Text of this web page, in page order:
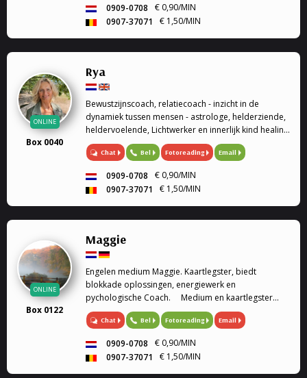
0909-0708
€ 0,90/MIN
0907-37071
€ 1,50/MIN
ONLINE
Box 0040
Rya
Bewustzijnscoach, relatiecoach - inzicht in de
dynamiek tussen mensen - astrologe, helderziende,
heldervoelende, Lichtwerker en innerlijk kind healing
/ healing op afstand.
Chat Bel Fotoreading Email
0909-0708
€ 0,90/MIN
0907-37071
€ 1,50/MIN
ONLINE
Box 0122
Maggie
Engelen medium Maggie. Kaartlegster, biedt
blokkade oplossingen, energiewerk en
pychologische Coach. Medium en kaartlegster
Mijn gaven (heldervoelend, helderwetend,
helderruikend, energiewerk) zet ik graag in om
Chat Bel Fotoreading Email
0909-0708
€ 0,90/MIN
0907-37071
€ 1,50/MIN